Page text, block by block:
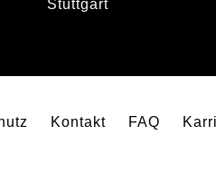
Stuttgart
Kontakt FAQ